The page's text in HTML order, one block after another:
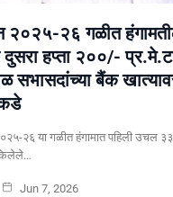
२०२५-२६ गळीत
हप्ता २००/-
सभासदांच्या बैंक
२६ या गळीत हंगामात पहिली उचल
केलेले…
Jun 7, 2026